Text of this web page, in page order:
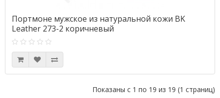
Портмоне мужское из натуральной кожи BK
Leather 273-2 коричневый
Показаны с 1 по 19 из 19 (1 страниц)